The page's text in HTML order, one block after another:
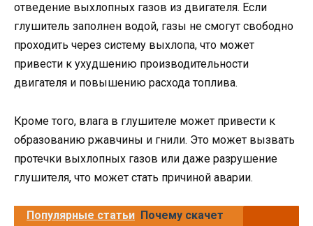
отведение выхлопных газов из двигателя. Если
глушитель заполнен водой, газы не смогут свободно
проходить через систему выхлопа, что может
привести к ухудшению производительности
двигателя и повышению расхода топлива.
Кроме того, влага в глушителе может привести к
образованию ржавчины и гнили. Это может вызвать
протечки выхлопных газов или даже разрушение
глушителя, что может стать причиной аварии.
Популярные статьи Почему скачет